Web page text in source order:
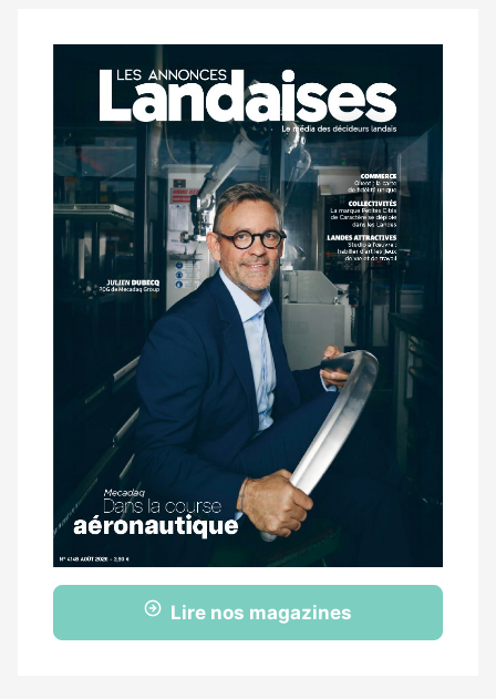
aux
abonnés
Notre
dernier
magazine
Lire nos magazines